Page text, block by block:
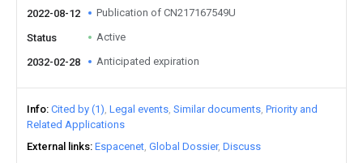
2022-08-12 Publication of CN217167549U
Status Active
2032-02-28 Anticipated expiration
Info Cited by (1) Legal events Similar documents Priority and
Related Applications
External links Espacenet Global Dossier Discuss